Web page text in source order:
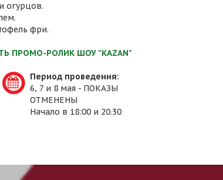
огурцов.
фри.
ПРОМО-РОЛИК ШОУ "KAZAN"
Период проведения:
6, 7 и 8 мая - ПОКАЗЫ
ОТМЕНЕНЫ
Начало в 18:00 и 20.30